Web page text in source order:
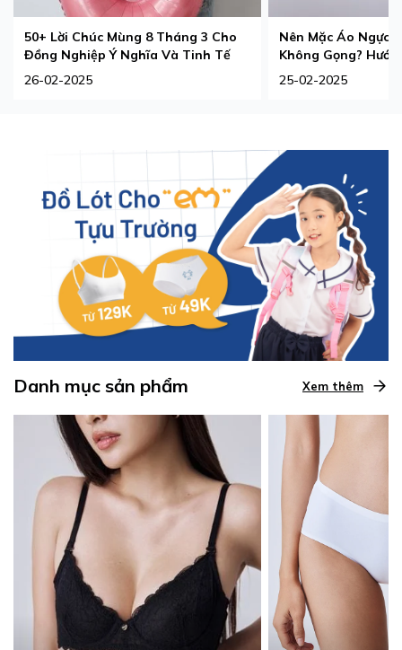
50+ Lời Chúc Mùng 8 Tháng 3 Cho
Đồng Nghiệp Ý Nghĩa Và Tinh Tế
26-02-2025
Nên Mặc Áo Ngực
Không Gọng?
Phù Hợp Nhất
25-02-2025
Danh mục sản phẩm Xem thêm